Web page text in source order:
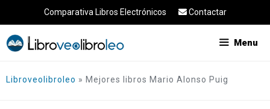
al
contenido
Comparativa Libros Electrónicos Contactar
Menu
Libroveolibroleo » Mejores libros Mario Alonso Puig